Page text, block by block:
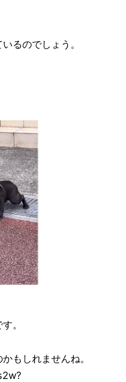
るのでしょう。
。
もしれませんね。